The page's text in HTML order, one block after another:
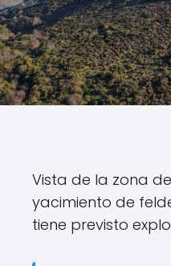
Vista de la zona
yacimiento de
tiene previsto